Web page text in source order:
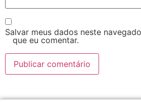
Salvar meus dados neste
que eu comentar.